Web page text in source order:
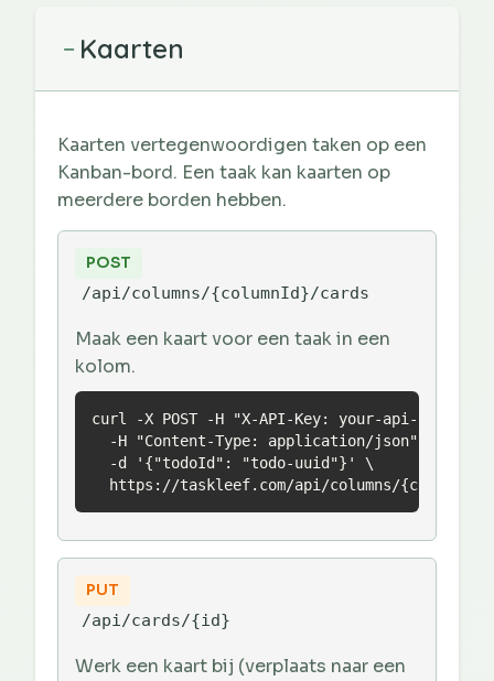
− Kaarten
Kaarten vertegenwoordigen taken op een
Kanban-bord. Een taak kan kaarten op
meerdere borden hebben.
POST
/api/columns/{columnId}/cards
Maak een kaart voor een taak in een
kolom.
curl -X POST -H "X-API-Key: your-api-key" \
  -H "Content-Type: application/json" \
  -d '{"todoId": "todo-uuid"}' \
https://taskleef.com/api/columns/
PUT
/api/cards/{id}
Werk een kaart bij (verplaats naar een